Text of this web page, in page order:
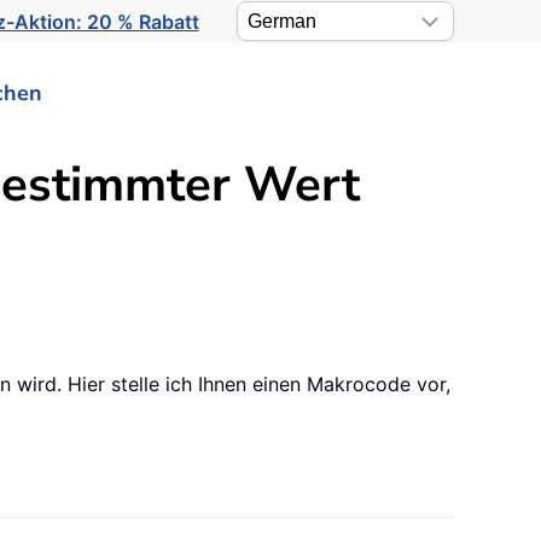
Aktion: 20 % Rabatt
Wert
wird. Hier stelle ich Ihnen einen Makrocode vor,